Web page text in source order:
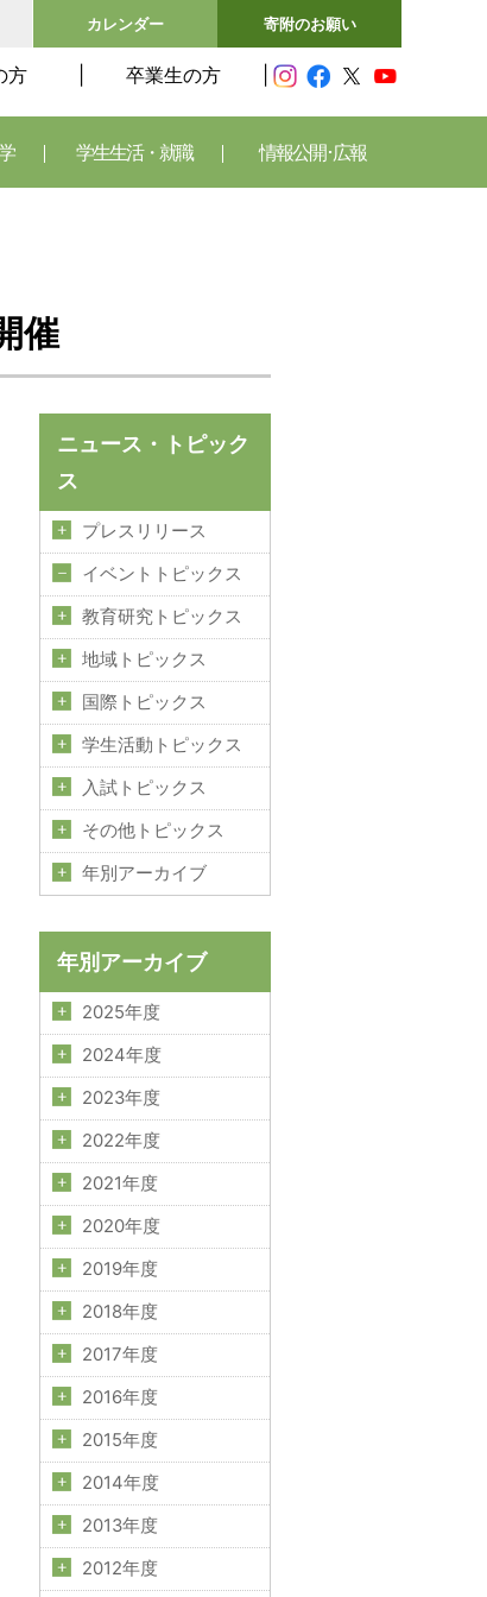
カレンダー 寄附のお願い
方 卒業生の方
学生生活・就職 情報公開･広報
催
ニュース・トピック
ス
プレスリリース
イベントトピックス
教育研究トピックス
地域トピックス
国際トピックス
学生活動トピックス
入試トピックス
その他トピックス
年別アーカイブ
年別アーカイブ
2025年度
2024年度
2023年度
2022年度
2021年度
2020年度
2019年度
2018年度
2017年度
2016年度
2015年度
2014年度
2013年度
2012年度